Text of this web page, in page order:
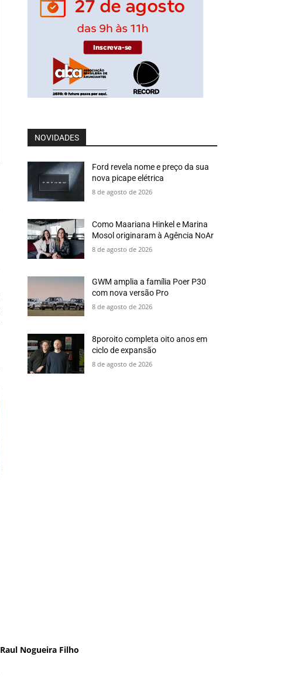
NOVIDADES
Ford revela nome e preço da sua
nova picape elétrica
8 de agosto de 2026
Como Maariana Hinkel e Marina
Mosol originaram à Agência NoAr
8 de agosto de 2026
GWM amplia a família Poer P30
com nova versão Pro
8 de agosto de 2026
8poroito completa oito anos em
ciclo de expansão
8 de agosto de 2026
Raul Nogueira Filho